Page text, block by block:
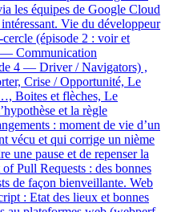
les équipes de Google Cloud
Vie du développeur
(épisode 2 : voir et
— Communication
4 — Driver / Navigators) ,
Crise / Opportunité, Le
Boites et flèches, Le
et la règle
: moment de vie d’un
vécu et qui corrige un nième
une pause et de repenser la
Pull Requests : des bonnes
de façon bienveillante. Web
: Etat des lieux et bonnes